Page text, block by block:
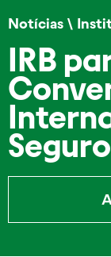
Notícias \
IRB